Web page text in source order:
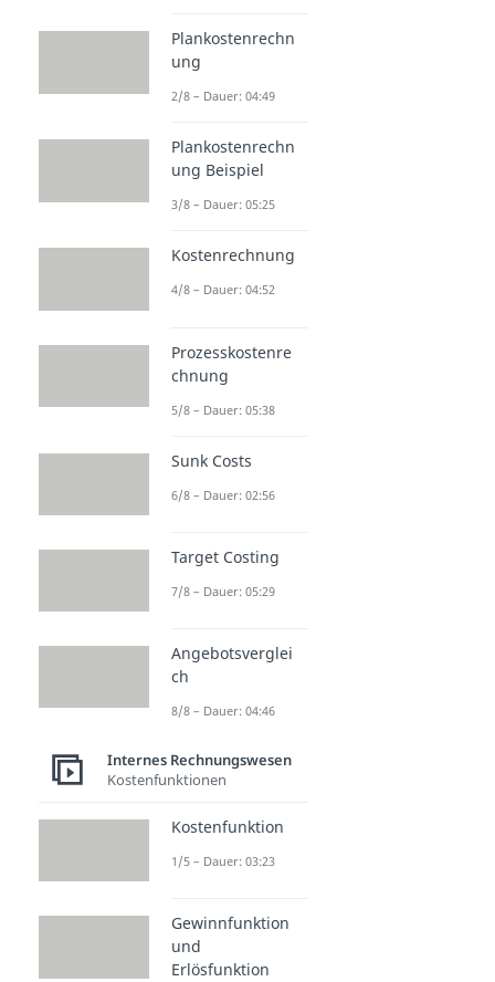
Plankostenrechn
ung
2/8 – Dauer: 04:49
Plankostenrechn
ung Beispiel
3/8 – Dauer: 05:25
Kostenrechnung
4/8 – Dauer: 04:52
Prozesskostenre
chnung
5/8 – Dauer: 05:38
Sunk Costs
6/8 – Dauer: 02:56
Target Costing
7/8 – Dauer: 05:29
Angebotsverglei
ch
8/8 – Dauer: 04:46
Internes Rechnungswesen
Kostenfunktionen
Kostenfunktion
1/5 – Dauer: 03:23
Gewinnfunktion
und
Erlösfunktion